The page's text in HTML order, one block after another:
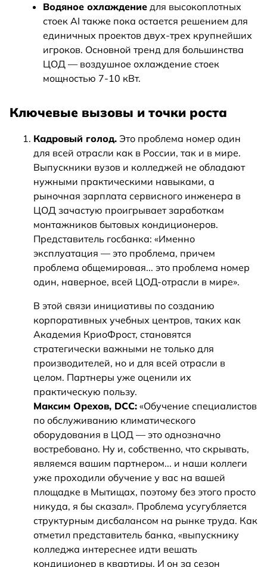
Водяное охлаждение для высокоплотных
стоек AI также пока остается решением для
единичных проектов двух-трех крупнейших
игроков. Основной тренд для большинства
ЦОД — воздушное охлаждение стоек
мощностью 7-10 кВт.
Ключевые вызовы и точки роста
Кадровый голод. Это проблема номер один
для всей отрасли как в России, так и в мире.
Выпускники вузов и колледжей не обладают
нужными практическими навыками, а
рыночная зарплата сервисного инженера в
ЦОД зачастую проигрывает заработкам
монтажников бытовых кондиционеров.
Представитель госбанка: «Именно
эксплуатация — это проблема, причем
проблема общемировая... это проблема номер
один, наверное, всей ЦОД-отрасли в мире».
В этой связи инициативы по созданию
корпоративных учебных центров, таких как
Академия КриоФрост, становятся
стратегически важными не только для
производителей, но и для всей отрасли в
целом. Партнеры уже оценили их
практическую пользу.
Максим Орехов, DCC: «Обучение специалистов
по обслуживанию климатического
оборудования в ЦОД — это однозначно
востребовано. Ну и, собственно, что скрывать,
являемся вашим партнером... и наши коллеги
уже проходили обучение у вас на вашей
площадке в Мытищах, поэтому без этого просто
никуда, я бы сказал». Проблема усугубляется
структурным дисбалансом на рынке труда. Как
отметил представитель банка, «выпускнику
колледжа интереснее идти вешать
кондиционер в квартиры. И он за сезон